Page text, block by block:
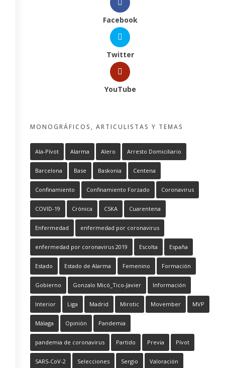
Facebook
Twitter
YouTube
MONOGRÁFICOS, ARTICULISTAS Y TEMAS
Ala-Pívot Alarma Alero Arresto Domiciliario
Barcelona Base Baskonia Centena
Confinamiento Confinamiento Forzado Coronavirus
COVID-19 Crónica CSKA Cuarentena
Enfermedad enfermedad por coronavirus
enfermedad por coronavirus 2019 Escolta España
Estado Estado de Alarma Femenino Formación
Gobierno Gonzalo Micó_Tico-Javier Información
Interior Liga Madrid Mirotic Movember MVP
Málaga Opinión Pandemia
pandemia de coronavirus Partido Previa Pívot
SARS-CoV-2 Selecciones Sergio Valoración